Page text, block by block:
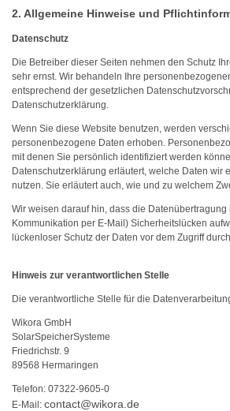
2. Allgemeine Hinweise und
Datenschutz
Die Betreiber dieser Seiten nehmen den Schutz
sehr ernst. Wir behandeln Ihre
entsprechend der gesetzlichen
Datenschutzerklärung.
Wenn Sie diese Website benutzen, werden
personenbezogene Daten erhoben.
mit denen Sie persönlich identifiziert werden
Datenschutzerklärung erläutert, welche Daten wir
nutzen. Sie erläutert auch, wie und zu welchem
Wir weisen darauf hin, dass die Datenübertragung
Kommunikation per E-Mail) Sicherheitslücken
lückenloser Schutz der Daten vor dem Zugriff
Hinweis zur verantwortlichen Stelle
Die verantwortliche Stelle für die
Wikora GmbH
SolarSpeicherSysteme
Friedrichstr. 9
89568 Hermaringen
Telefon: 07322-9605-0
E-Mail: contact@wikora.de